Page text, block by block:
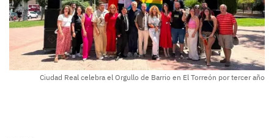
Ciudad Real celebra el Orgullo de Barrio en El Torreón por tercer año